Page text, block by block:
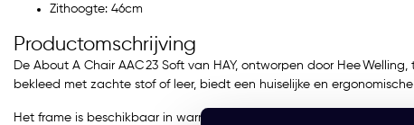
Zithoogte: 46cm
Productomschrijving
De About A Chair AAC 23 Soft van HAY, ontworpen door Hee
bekleed met zachte stof of leer, biedt een huiselijke en
Het frame is beschikbaar in warm eiken of walnoot vierpoten of in